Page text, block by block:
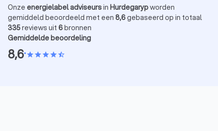
Onze energielabel adviseursin Hurdegarypworden
gemiddeld beoordeeld met een 8,6gebaseerd op in totaal
335reviews uit 6bronnen
Gemiddelde beoordeling
8,6•starstarstarstarstar_half